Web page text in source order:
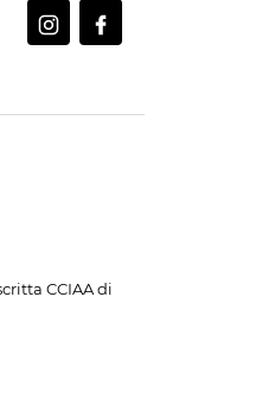
CCIAA di